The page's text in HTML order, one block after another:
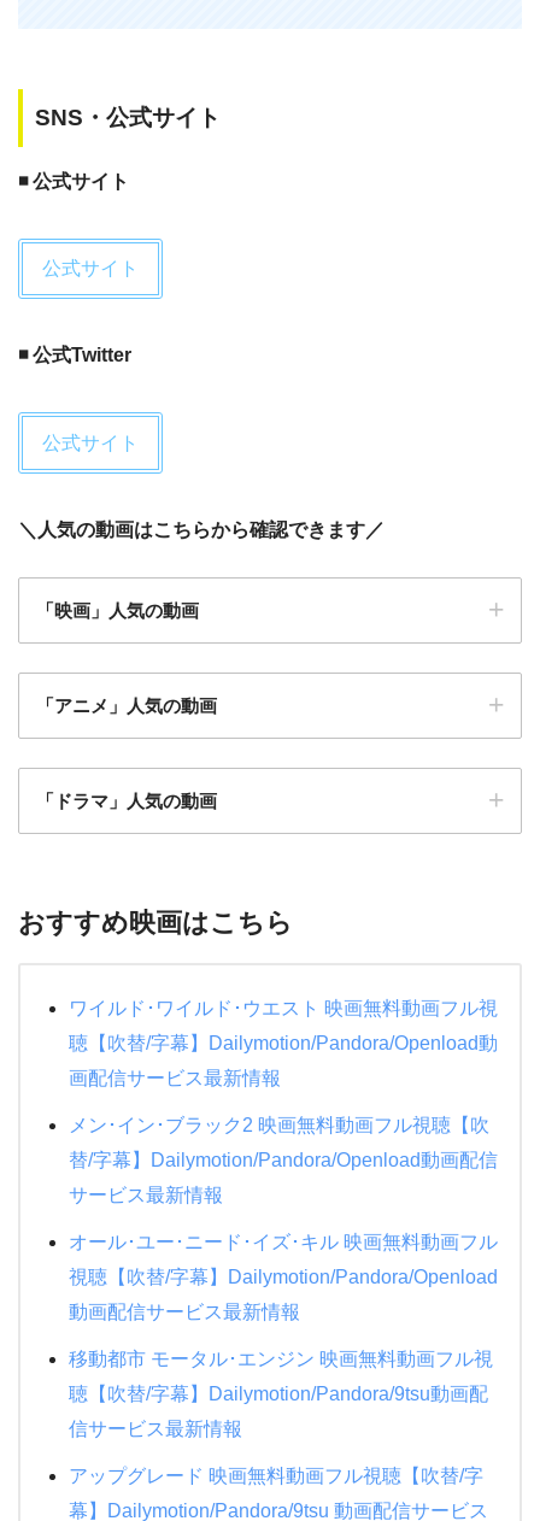
SNS・公式サイト
◾️ 公式サイト
公式サイト
◾️ 公式Twitter
公式サイト
＼ 人気の動画はこちらから確認できます／
「映画」人気の動画
仮面ライダーアギト PROJECT G4
忍者戦隊カクレンジャー
特捜戦隊デカレンジャー 10 YEARS AFTER
ハリーポッターと賢者の石
ハリーポッターと炎のゴブレット
ミュージアム
DEATH NOTE デスノート
悪の教典
パイレーツオブカリビアン/最後の海賊
悲しき天使
ゴジラキングオブモンスターズ
ダブルフェイス 潜入者
「アニメ」人気の動画
魔女の宅急便
イジング
もののけ姫
天空の城ラピュタ
アナと雪の女王２
タッチ
ギブリーズ episode2
紅の豚
クレヨンしんちゃん 電撃!ブタのヒヅメ大作戦
「ドラマ」人気の動画
絶対零度シーズン4
ＰＵ－ＰＵ－ＰＵ－
教場
24時間TV 2015 ドラマSP 母さん、俺は大丈夫
僕の生きる道
生まれる。
半沢直樹
恋におちたら~僕の成功の秘密~
ナニワ金融道
おすすめ映画はこちら
ワイルド･ワイルド･ウエスト 映画無料動画フル視
聴【吹替/字幕】Dailymotion/Pandora/Openload動
画配信サービス最新情報
メン･イン･ブラック2 映画無料動画フル視聴【吹
替/字幕】Dailymotion/Pandora/Openload動画配信
サービス最新情報
オール･ユー･ニード･イズ･キル 映画無料動画フル
視聴【吹替/字幕】Dailymotion/Pandora/Openload
動画配信サービス最新情報
移動都市 モータル･エンジン 映画無料動画フル視
聴【吹替/字幕】Dailymotion/Pandora/9tsu動画配
信サービス最新情報
アップグレード 映画無料動画フル視聴【吹替/字
幕】Dailymotion/Pandora/9tsu 動画配信サービス